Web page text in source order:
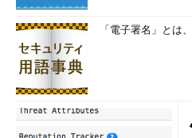
「電子署名」とは